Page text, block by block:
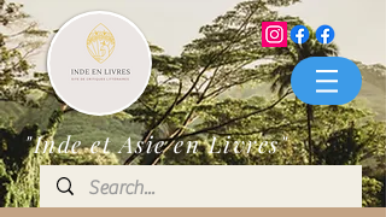
"Inde et Asie en Livres"